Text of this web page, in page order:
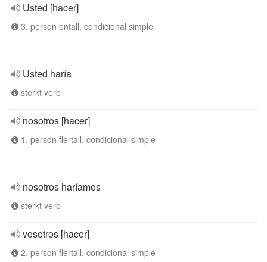
Usted [hacer]
3. person entall, condicional simple
Usted haría
sterkt verb
nosotros [hacer]
1. person flertall, condicional simple
nosotros haríamos
sterkt verb
vosotros [hacer]
2. person flertall, condicional simple